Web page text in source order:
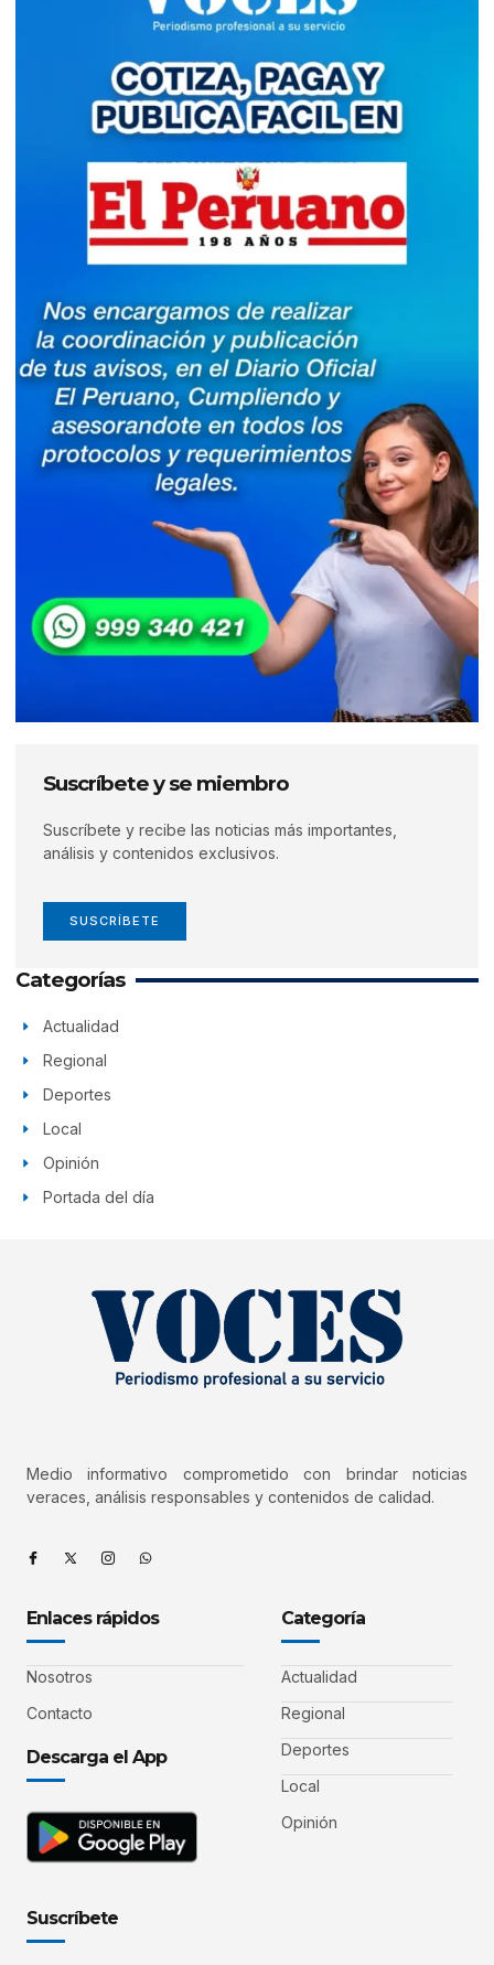
Suscríbete y se miembro
Suscríbete y recibe las noticias más importantes,
análisis y contenidos exclusivos.
SUSCRÍBETE
Categorías
Actualidad
Regional
Deportes
Local
Opinión
Portada del día
Medio informativo comprometido con brindar noticias
veraces, análisis responsables y contenidos de calidad.
Enlaces rápidos
Nosotros
Contacto
Descarga el App
Categoría
Actualidad
Regional
Deportes
Local
Opinión
Suscríbete